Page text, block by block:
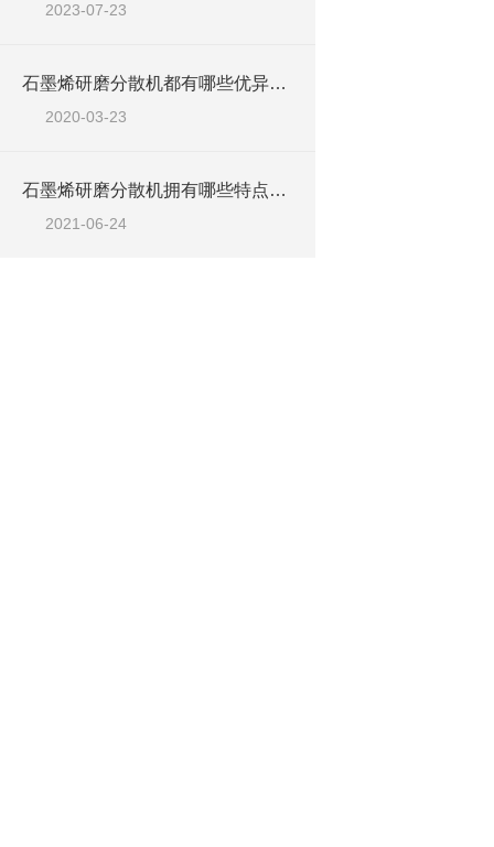
2023-07-23
石墨烯研磨分散机都有哪些优异的性能呢？
2020-03-23
石墨烯研磨分散机拥有哪些特点呢？
2021-06-24